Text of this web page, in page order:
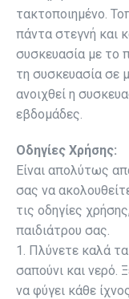
τακτοποιημένο.
πάντα στεγνή και
συσκευασία με το
τη συσκευασία σε
ανοιχθεί η
εβδομάδες.
Οδηγίες Χρήσης:
Είναι απολύτως
σας να
τις οδηγίες
παιδιάτρου σας.
1. Πλύνετε καλά
σαπούνι και νερό.
να φύγει κάθε